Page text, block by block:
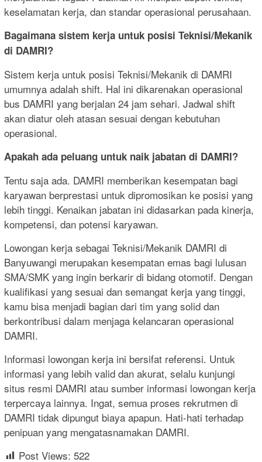
keselamatan kerja, dan standar operasional perusahaan.
Bagaimana sistem kerja untuk posisi Teknisi/Mekanik
di DAMRI?
Sistem kerja untuk posisi Teknisi/Mekanik di DAMRI
umumnya adalah shift. Hal ini dikarenakan operasional
bus DAMRI yang berjalan 24 jam sehari. Jadwal shift
akan diatur oleh atasan sesuai dengan kebutuhan
operasional.
Apakah ada peluang untuk naik jabatan di DAMRI?
Tentu saja ada. DAMRI memberikan kesempatan bagi
karyawan berprestasi untuk dipromosikan ke posisi yang
lebih tinggi. Kenaikan jabatan ini didasarkan pada kinerja,
kompetensi, dan potensi karyawan.
Lowongan kerja sebagai Teknisi/Mekanik DAMRI di
Banyuwangi merupakan kesempatan emas bagi lulusan
SMA/SMK yang ingin berkarir di bidang otomotif. Dengan
kualifikasi yang sesuai dan semangat kerja yang tinggi,
kamu bisa menjadi bagian dari tim yang solid dan
berkontribusi dalam menjaga kelancaran operasional
DAMRI.
Informasi lowongan kerja ini bersifat referensi. Untuk
informasi yang lebih valid dan akurat, selalu kunjungi
situs resmi DAMRI atau sumber informasi lowongan kerja
terpercaya lainnya. Ingat, semua proses rekrutmen di
DAMRI tidak dipungut biaya apapun. Hati-hati terhadap
penipuan yang mengatasnamakan DAMRI.
Post Views: 522